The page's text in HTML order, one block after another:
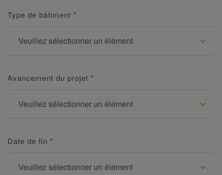
Type de bâtiment *
Avancement du projet *
Date de fin *